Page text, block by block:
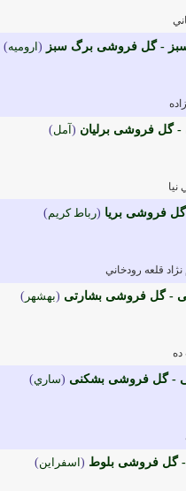
- گل فروشی برگ سبز (اروميه)
گل فروشی برلیان (آمل)
فروشی بریا (رباط کريم)
قلعه رودخاني
- گل فروشی بشارتی (بهشهر )
ده
- گل فروشی بشکنی (ساري)
گل فروشی بلوط (اسفراين)